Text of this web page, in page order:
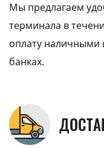
Мы предлагаем
терминала в
оплату наличными
банках.